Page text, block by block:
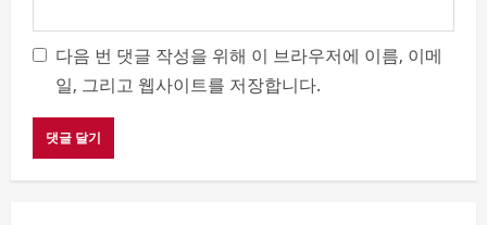
다음 번 댓글 작성을 위해 이 브라우저에 이름, 이메
일, 그리고 웹사이트를 저장합니다.